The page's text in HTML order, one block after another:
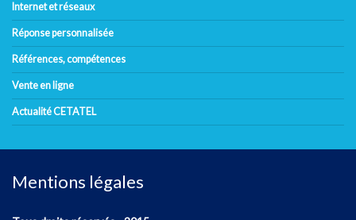
Internet et réseaux
Réponse personnalisée
Références, compétences
Vente en ligne
Actualité CETATEL
Mentions légales